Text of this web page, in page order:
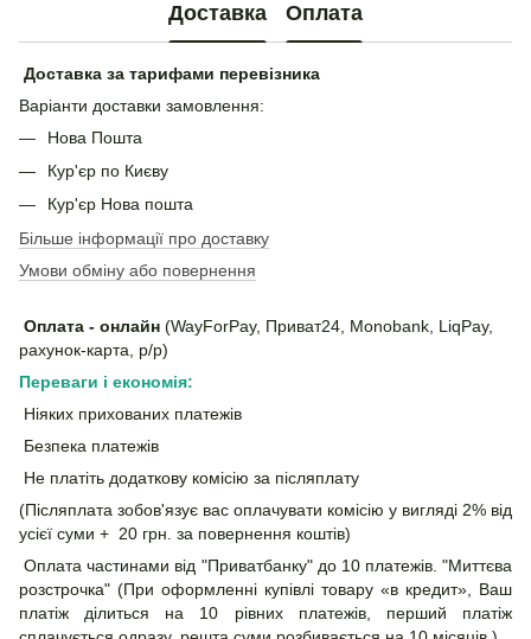
Доставка Оплата
Доставка за тарифами перевізника
Варіанти доставки замовлення:
Нова Пошта
Кур'єр по Києву
Кур'єр Нова пошта
Більше інформації про доставку
Умови обміну або повернення
Оплата - онлайн (WayForPay, Приват24, Monobank, LiqPay,
рахунок-карта, р/р)
Переваги і економія:
Ніяких прихованих платежів
Безпека платежів
Не платіть додаткову комісію за післяплату
(Післяплата зобов'язує вас оплачувати комісію у вигляді 2% від
усієї суми + 20 грн. за повернення коштів)
Оплата частинами від "Приватбанку" до 10 платежів. "Миттєва
розстрочка" (При оформленні купівлі товару «в кредит», Ваш
платіж ділиться на 10 рівних платежів, перший платіж